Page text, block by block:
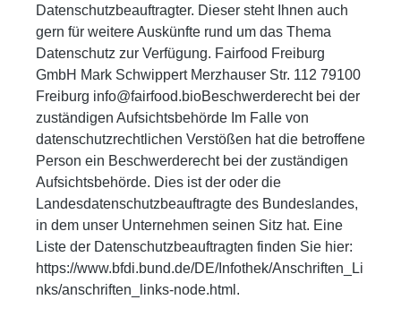
Datenschutzbeauftragter. Dieser steht Ihnen auch
gern für weitere Auskünfte rund um das Thema
Datenschutz zur Verfügung. Fairfood Freiburg
GmbH Mark Schwippert Merzhauser Str. 112 79100
Freiburg info@fairfood.bioBeschwerderecht bei der
zuständigen Aufsichtsbehörde Im Falle von
datenschutzrechtlichen Verstößen hat die betroffene
Person ein Beschwerderecht bei der zuständigen
Aufsichtsbehörde. Dies ist der oder die
Landesdatenschutzbeauftragte des Bundeslandes,
in dem unser Unternehmen seinen Sitz hat. Eine
Liste der Datenschutzbeauftragten finden Sie hier:
https://www.bfdi.bund.de/DE/Infothek/Anschriften_Li
nks/anschriften_links-node.html.